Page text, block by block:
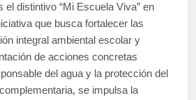
el distintivo “Mi Escuela Viva” en
que busca fortalecer las
integral ambiental escolar y
de acciones concretas
del agua y la protección del
se impulsa la